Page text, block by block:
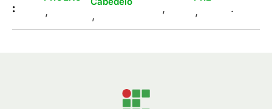
:
, ,
, , .